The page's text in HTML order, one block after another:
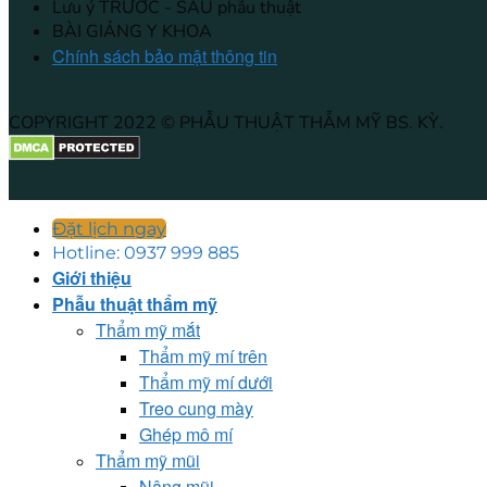
Lưu ý TRƯỚC - SAU phẫu thuật
BÀI GIẢNG Y KHOA
Chính sách bảo mật thông tin
COPYRIGHT 2022 © PHẪU THUẬT THẪM MỸ BS. KỲ.
Đặt lịch ngay
Hotline: 0937 999 885
Giới thiệu
Phẫu thuật thẩm mỹ
Thẩm mỹ mắt
Thẩm mỹ mí trên
Thẩm mỹ mí dưới
Treo cung mày
Ghép mô mí
Thẩm mỹ mũi